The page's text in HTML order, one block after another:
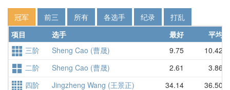
冠军 前三 所有 各选手 纪录
打乱
项目
选手 最好 平均
三阶
Sheng Cao (曹晟) 9.75 10.42
二阶
Sheng Cao (曹晟) 2.61 3.86
四阶
Jingzheng Wang (王景正) 34.14 36.50